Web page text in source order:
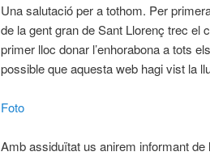
Una salutació per a tothom. Per
de la gent gran de Sant Llorenç trec el
primer lloc donar l’enhorabona a tots
possible que aquesta web hagi vist la
Foto
Amb assiduïtat us anirem informant